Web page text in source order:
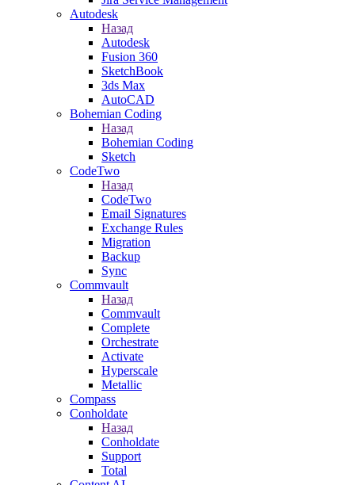
Autodesk
Назад
Autodesk
Fusion 360
SketchBook
3ds Max
AutoCAD
Bohemian Coding
Назад
Bohemian Coding
Sketch
CodeTwo
Назад
CodeTwo
Email Signatures
Exchange Rules
Migration
Backup
Sync
Commvault
Назад
Commvault
Complete
Orchestrate
Activate
Hyperscale
Metallic
Compass
Conholdate
Назад
Conholdate
Support
Total